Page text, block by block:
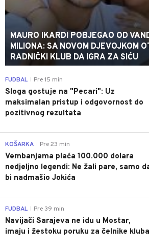
MAURO IKARDI POBJEGAO OD
MILIONA: SA NOVOM DJEVOJKOM
RADNIČKI KLUB DA IGRA ZA SIĆU
FUDBAL Pre 15 min
Sloga gostuje na "Pecari": Uz
maksimalan pristup i odgovornost do
pozitivnog rezultata
KOŠARKA Pre 23 min
Vembanjama plaća 100.000 dolara
nedjeljno legendi: Ne žali pare, samo
bi nadmašio Jokića
FUDBAL Pre 39 min
Navijači Sarajeva ne idu u Mostar,
imaju i žestoku poruku za čelnike kluba